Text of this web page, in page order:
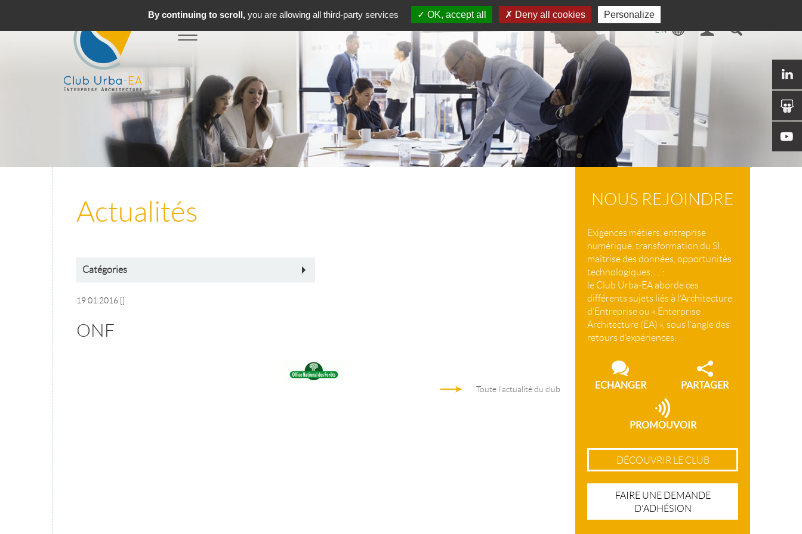
Toggle
navigation
Actualités
Catégories
19.01.2016 []
ONF
Toute l'actualité du club
NOUS REJOINDRE
Exigences métiers, entreprise
numérique, transformation du SI,
maîtrise des données, opportunités
technologiques, … :
le Club Urba-EA aborde ces
différents sujets liés à l’Architecture
d’Entreprise ou « Enterprise
Architecture (EA) », sous l’angle des
retours d’expériences.
ECHANGER PARTAGER
PROMOUVOIR
DÉCOUVRIR LE CLUB
FAIRE UNE DEMANDE
D'ADHÉSION
By continuing to scroll,you are allowing all third-party services OK, accept all Deny all cookies Personalize